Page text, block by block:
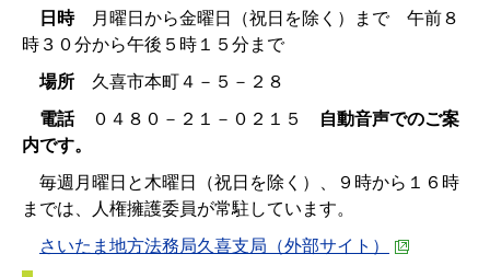
日時月曜日から金曜日（祝日を除く）まで 午前８
時３０分から午後５時１５分まで
場所 久喜市本町４－５－２８
電話０４８０－２１－０２１５
自動音声でのご案
内です。
毎週月曜日と木曜日（祝日を除く）、９時から１６時
までは、人権擁護委員が常駐しています。
さいたま地方法務局久喜支局（外部サイト）